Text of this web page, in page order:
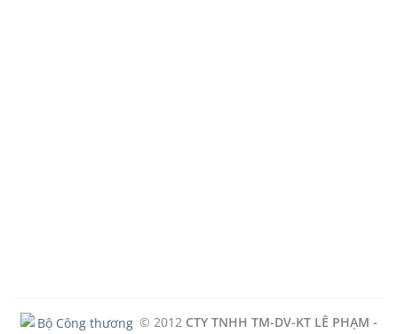
© 2012 CTY TNHH TM-DV-KT LÊ PHẠM -